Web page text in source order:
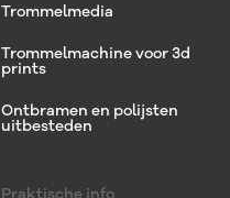
Trommelmedia
Trommelmachine voor 3d
prints
Ontbramen en polijsten
uitbesteden